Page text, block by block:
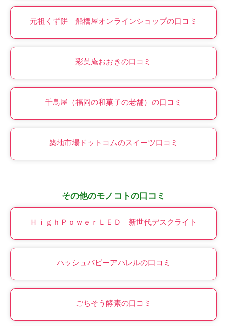
元祖くず餅 船橋屋オンラインショップの口コミ
彩菓庵おおきの口コミ
千鳥屋（福岡の和菓子の老舗）の口コミ
築地市場ドットコムのスイーツ口コミ
その他のモノコトの口コミ
ＨｉｇｈＰｏｗｅｒＬＥＤ 新世代デスクライト
ハッシュパピーアパレルの口コミ
ごちそう酵素の口コミ